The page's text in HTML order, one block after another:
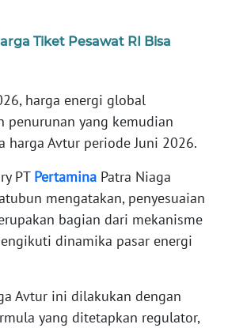
Tiket Pesawat RI Bisa
harga energi global
penurunan yang kemudian
harga Avtur periode Juni 2026.
PT Pertamina Patra Niaga
mengatakan, penyesuaian
bagian dari mekanisme
dinamika pasar energi
Avtur ini dilakukan dengan
yang ditetapkan regulator,